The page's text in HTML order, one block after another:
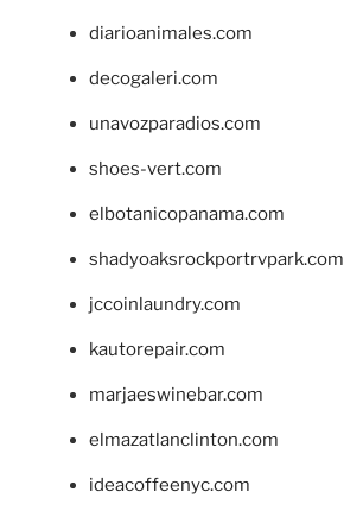
diarioanimales.com
decogaleri.com
unavozparadios.com
shoes-vert.com
elbotanicopanama.com
shadyoaksrockportrvpark.com
jccoinlaundry.com
kautorepair.com
marjaeswinebar.com
elmazatlanclinton.com
ideacoffeenyc.com